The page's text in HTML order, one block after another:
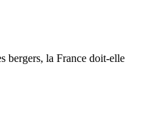
bergers, la France doit-elle